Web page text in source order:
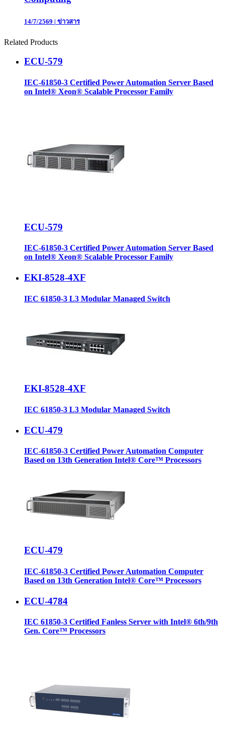
14/7/2569 | ข่าวสาร
Related Products
ECU-579
IEC-61850-3 Certified Power Automation Server Based
on Intel® Xeon® Scalable Processor Family
ECU-579
IEC-61850-3 Certified Power Automation Server Based
on Intel® Xeon® Scalable Processor Family
EKI-8528-4XF
IEC 61850-3 L3 Modular Managed Switch
EKI-8528-4XF
IEC 61850-3 L3 Modular Managed Switch
ECU-479
IEC-61850-3 Certified Power Automation Computer
Based on 13th Generation Intel® Core™ Processors
ECU-479
IEC-61850-3 Certified Power Automation Computer
Based on 13th Generation Intel® Core™ Processors
ECU-4784
IEC 61850-3 Certified Fanless Server with Intel® 6th/9th
Gen. Core™ Processors